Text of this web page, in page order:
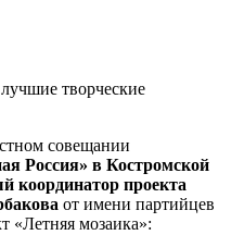
творческие
совещании
Россия» в Костромской
координатор проекта
от имени партийцев
«Летняя мозаика»: